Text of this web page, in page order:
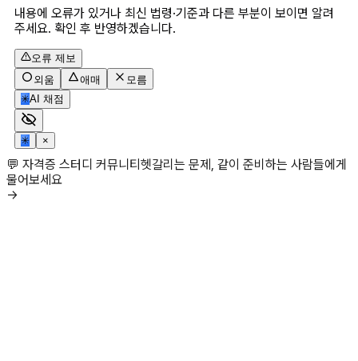
내용에 오류가 있거나 최신 법령·기준과 다른 부분이 보이면 알려
주세요. 확인 후 반영하겠습니다.
오류 제보
외움
애매
모름
✳AI 채점
✳ ×
💬 자격증 스터디 커뮤니티헷갈리는 문제, 같이 준비하는 사람들에게
물어보세요
→